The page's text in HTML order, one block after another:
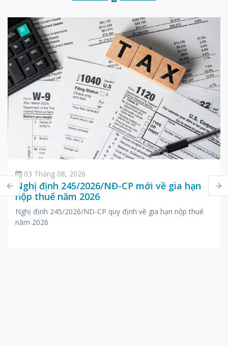
03 Tháng 08, 2026
Nghị định 245/2026/NĐ-CP mới về gia hạn
nộp thuế năm 2026
Nghị định 245/2026/ND-CP quy định về gia hạn nộp thuế
năm 2026